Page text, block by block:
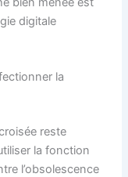
digitale
la
reste
la fonction
l’obsolescence